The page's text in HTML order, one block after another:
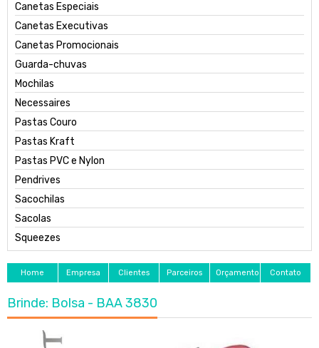
Canetas Especiais
Canetas Executivas
Canetas Promocionais
Guarda-chuvas
Mochilas
Necessaires
Pastas Couro
Pastas Kraft
Pastas PVC e Nylon
Pendrives
Sacochilas
Sacolas
Squeezes
Home Empresa Clientes Parceiros Orçamento Contato
Brinde: Bolsa - BAA 3830